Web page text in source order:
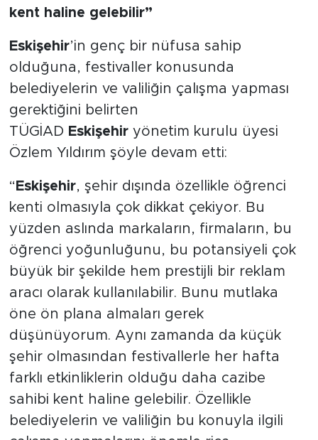
kent haline gelebilir”
Eskişehir’in genç bir nüfusa sahip
olduğuna, festivaller konusunda
belediyelerin ve valiliğin çalışma yapması
gerektiğini belirten
TÜGİAD Eskişehiryönetim kurulu üyesi
Özlem Yıldırım şöyle devam etti:
“ Eskişehir, şehir dışında özellikle öğrenci
kenti olmasıyla çok dikkat çekiyor. Bu
yüzden aslında markaların, firmaların, bu
öğrenci yoğunluğunu, bu potansiyeli çok
büyük bir şekilde hem prestijli bir reklam
aracı olarak kullanılabilir. Bunu mutlaka
öne ön plana almaları gerek
düşünüyorum. Aynı zamanda da küçük
şehir olmasından festivallerle her hafta
farklı etkinliklerin olduğu daha cazibe
sahibi kent haline gelebilir. Özellikle
belediyelerin ve valiliğin bu konuyla ilgili